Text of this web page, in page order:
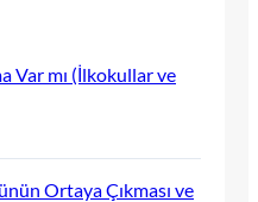
Var mı (İlkokullar ve
Ortaya Çıkması ve